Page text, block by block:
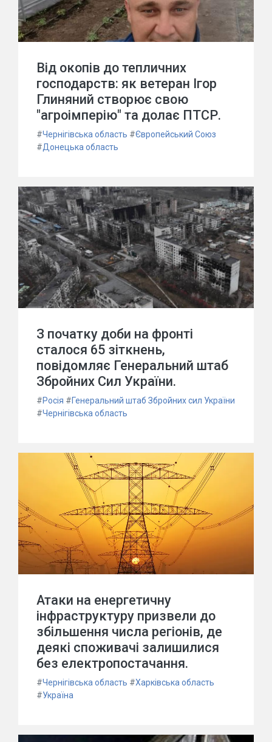
Від окопів до тепличних
господарств: як ветеран Ігор
Глиняний створює свою
"агроімперію" та долає ПТСР.
#Чернігівська область #Європейський Союз
#Донецька область
З початку доби на фронті
сталося 65 зіткнень,
повідомляє Генеральний штаб
Збройних Сил України.
#Росія #Генеральний штаб Збройних сил України
#Чернігівська область
Атаки на енергетичну
інфраструктуру призвели до
збільшення числа регіонів, де
деякі споживачі залишилися
без електропостачання.
#Чернігівська область #Харківська область
#Україна